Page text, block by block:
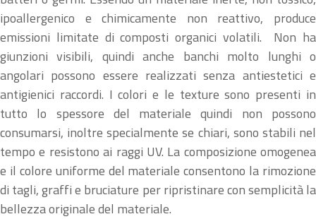
ipoallergenico e chimicamente non reattivo, produce
emissioni limitate di composti organici volatili. Non ha
giunzioni visibili, quindi anche banchi molto lunghi o
angolari possono essere realizzati senza antiestetici e
antigienici raccordi. I colori e le texture sono presenti in
tutto lo spessore del materiale quindi non possono
consumarsi, inoltre specialmente se chiari, sono stabili nel
tempo e resistono ai raggi UV. La composizione omogenea
e il colore uniforme del materiale consentono la rimozione
di tagli, graffi e bruciature per ripristinare con semplicità la
bellezza originale del materiale.